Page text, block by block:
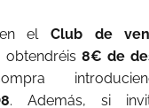
en el Club de
8€ de
. Además, si